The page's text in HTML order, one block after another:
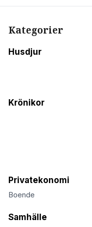
Kategorier
Husdjur
Krönikor
Privatekonomi
Boende
Samhälle